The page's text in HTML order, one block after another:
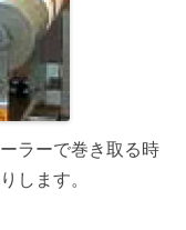
ラーで巻き取る時
します。